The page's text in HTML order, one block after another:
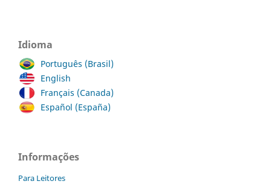
Idioma
Português (Brasil)
English
Français (Canada)
Español (España)
Informações
Para Leitores